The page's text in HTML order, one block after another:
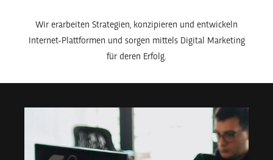
Wir erarbeiten Strategien, konzipieren und entwickeln
Internet-Plattformen und sorgen mittels Digital Marketing
für deren Erfolg.